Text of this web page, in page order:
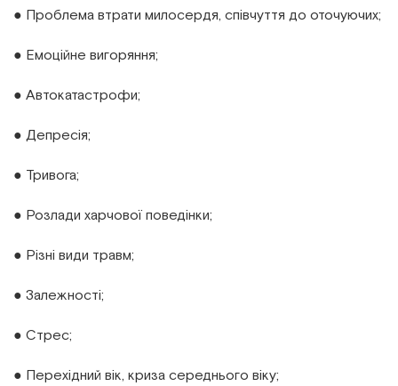
● Проблема втрати милосердя, співчуття до оточуючих;
● Емоційне вигоряння;
● Автокатастрофи;
● Депресія;
● Тривога;
● Розлади харчової поведінки;
● Різні види травм;
● Залежності;
● Стрес;
● Перехідний вік, криза середнього віку;